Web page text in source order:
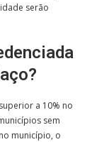
serão
a 10% no
sem
município, o